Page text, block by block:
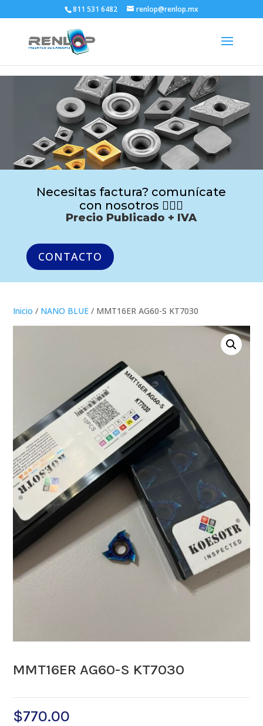
811 531 6482 renlop@renlop.mx
Necesitas factura? comunícate
con nosotros 🙋🏻‍♂️
Precio Publicado + IVA
CONTACTO
Inicio / NANO BLUE / MMT16ER AG60-S KT7030
MMT16ER AG60-S KT7030
$770.00